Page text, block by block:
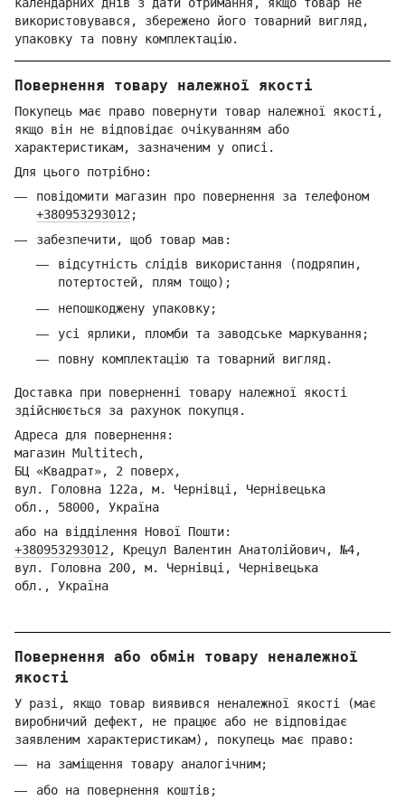
використовувався, збережено його товарний вигляд,
упаковку та повну комплектацію.
Повернення товару належної якості
Покупець має право повернути товар належної якості,
якщо він не відповідає очікуванням або
характеристикам, зазначеним у описі.
Для цього потрібно:
повідомити магазин про повернення за телефоном
+380953293012 ;
забезпечити, щоб товар мав:
відсутність слідів використання (подряпин,
потертостей, плям тощо);
непошкоджену упаковку;
усі ярлики, пломби та заводське маркування;
повну комплектацію та товарний вигляд.
Доставка при поверненні товару належної якості
здійснюється за рахунок покупця.
Адреса для повернення:
магазин Multitech,
БЦ «Квадрат», 2 поверх,
вул. Головна 122а, м. Чернівці, Чернівецька
обл., 58000, Україна
або на відділення Нової Пошти:
+380953293012 , Крецул Валентин Анатолійович, №4,
вул. Головна 200, м. Чернівці, Чернівецька
обл., Україна
Повернення або обмін товару неналежної
якості
У разі, якщо товар виявився неналежної якості (має
виробничий дефект, не працює або не відповідає
заявленим характеристикам), покупець має право:
на заміщення товару аналогічним;
або на повернення коштів;